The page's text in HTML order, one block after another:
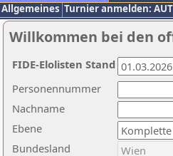
Allgemeines Turnier anmelden: AUT
Willkommen bei den
Nachname
Ebene
Personennummer
Bundesland
FIDE-Elolisten Stand